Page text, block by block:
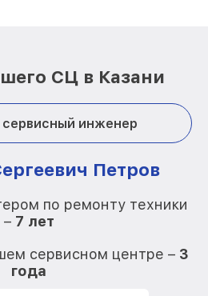
СЦ в Казани
инженер
Петров
по ремонту техники
– 7 лет
сервисном центре – 3
года